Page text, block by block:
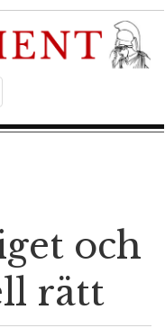
och
rätt